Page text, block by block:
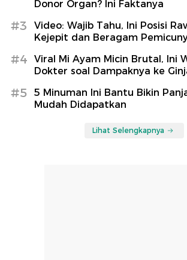
Donor Organ? Ini Faktanya
#3
Video: Wajib Tahu, Ini Posisi
Kejepit dan Beragam
#4
Viral Mi Ayam Micin Brutal, Ini
Dokter soal Dampaknya ke
#5
5 Minuman Ini Bantu Bikin
Mudah Didapatkan
Lihat Selengkapnya